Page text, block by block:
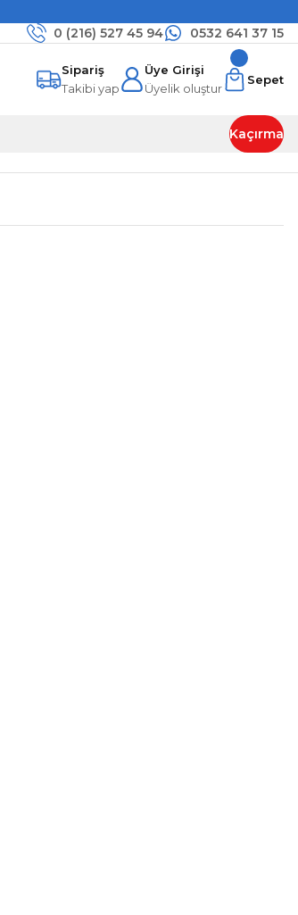
0 (216) 527 45 94 0532 641 37 15
Sipariş
Takibi yap
Üye Girişi
Üyelik oluştur
Sepet
Kaçırma